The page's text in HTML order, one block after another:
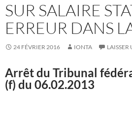
SUR SALAIRE
ERREUR DANS
24 FÉVRIER 2016 IONTA
Arrêt du Tribunal
(f) du 06.02.2013